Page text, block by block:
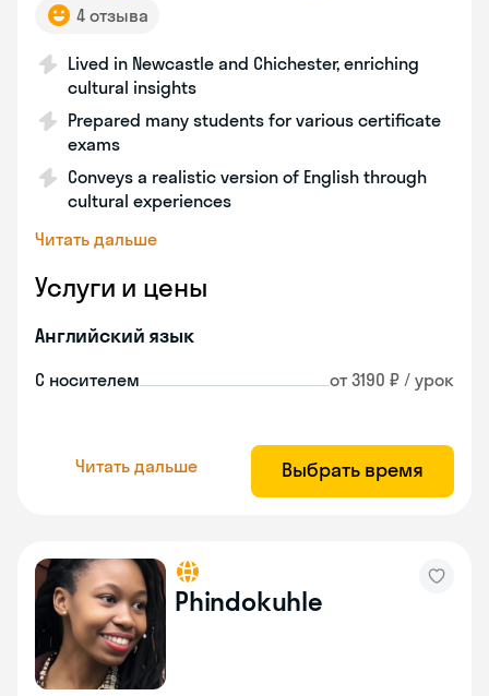
4 отзыва
Lived in Newcastle and Chichester, enriching
cultural insights
Prepared many students for various certificate
exams
Conveys a realistic version of English through
cultural experiences
Читать дальше
Услуги и цены
Английский язык
С носителем от 3190 ₽ / урок
Читать дальше Выбрать время
Phindokuhle